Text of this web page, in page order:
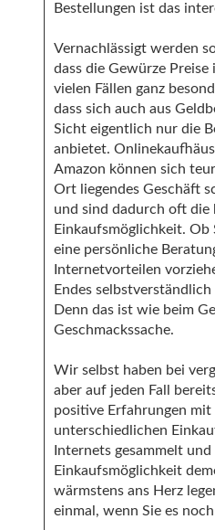
Bestellungen ist das
Vernachlässigt werden
dass die Gewürze
vielen Fällen ganz
dass sich auch aus
Sicht eigentlich nur die
anbietet.
Amazon können sich
Ort liegendes Geschäft
und sind dadurch oft die
Einkaufsmöglichkeit. Ob
eine persönliche
Internetvorteilen
Endes
Denn das ist wie beim
Geschmackssache.
Wir selbst haben bei
aber auf jeden Fall
positive Erfahrungen mit
unterschiedlichen
Internets gesammelt
Einkaufsmöglichkeit
wärmstens ans Herz
einmal, wenn Sie es